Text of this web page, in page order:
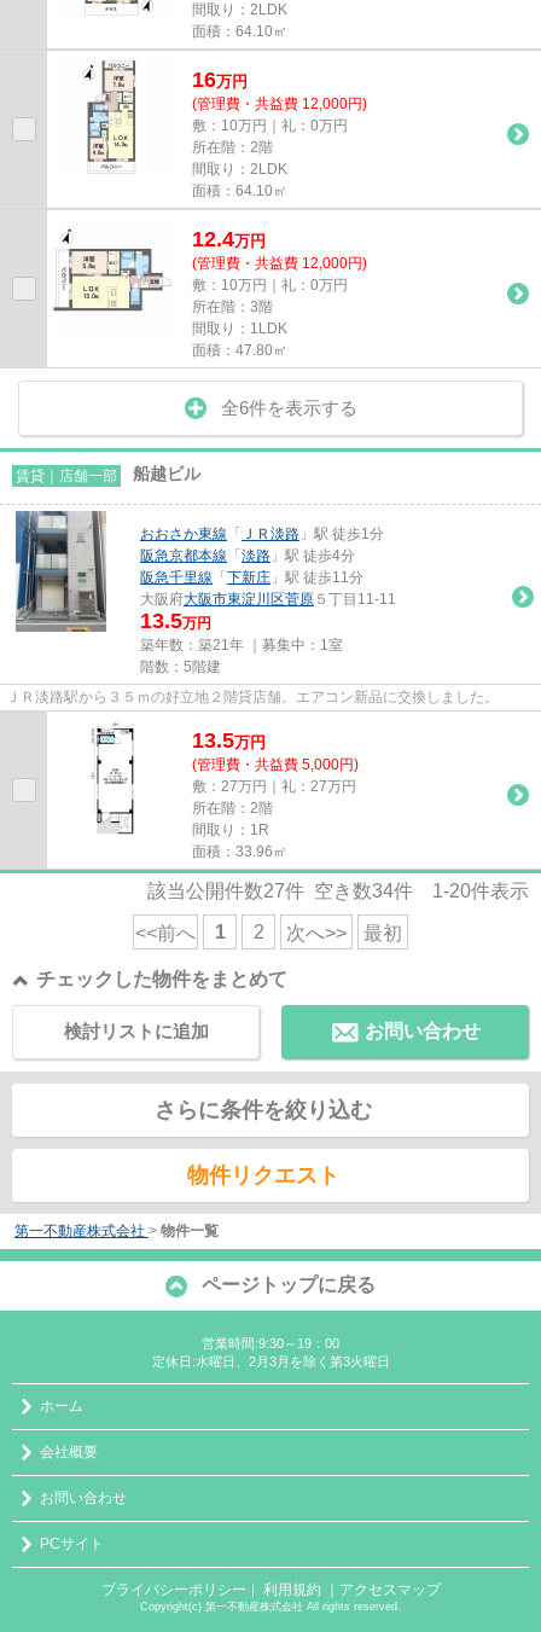
間取り：2LDK
面積：64.10㎡
16万円
(管理費・共益費 12,000円)
敷：10万円｜礼：0万円
所在階：2階
間取り：2LDK
面積：64.10㎡
12.4万円
(管理費・共益費 12,000円)
敷：10万円｜礼：0万円
所在階：3階
間取り：1LDK
面積：47.80㎡
全6件を表示する
賃貸｜店舗一部 船越ビル
おおさか東線 「 ＪＲ淡路 」駅 徒歩1分
阪急京都本線 「 淡路 」駅 徒歩4分
阪急千里線 「 下新庄 」駅 徒歩11分
大阪府大阪市東淀川区菅原 ５丁目11-11
13.5万円
築年数：築21年 ｜募集中： 1室
階数：5階建
ＪＲ淡路駅から３５ｍの好立地２階貸店舗。エアコン新品に交換しました。
13.5万円
(管理費・共益費 5,000円)
敷：27万円｜礼：27万円
所在階：2階
間取り：1R
面積：33.96㎡
該当公開件数27件 空き数34件 1-20件表示
<<前へ 1 2 次へ>> 最初
チェックした物件をまとめて
お問い合わせ
検討リストに追加
さらに条件を絞り込む
物件リクエスト
第一不動産株式会社 > 物件一覧
ページトップに戻る
営業時間:9:30～19：00
定休日:水曜日、2月3月を除く第3火曜日
ホーム
会社概要
お問い合わせ
PCサイト
プライバシーポリシー ｜ 利用規約 ｜アクセスマップ
Copyright(c) 第一不動産株式会社 All rights reserved.